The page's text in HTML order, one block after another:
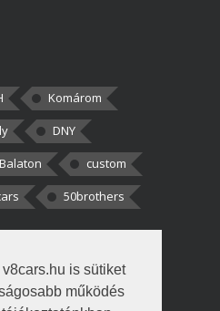
is sütiket
működés
Komárom
DNY
Balaton
custom
50brothers
Én csak két
tudtam, hogy fél autót,